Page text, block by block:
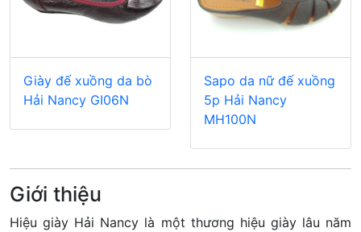
Giày đế xuồng da bò
Hải Nancy GI06N
Sapo da nữ đế xuồng
5p Hải Nancy
MH100N
Giới thiệu
Hiệu giày Hải Nancy là một thương hiệu giày lâu năm